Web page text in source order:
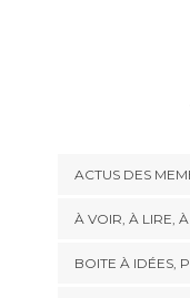
ACTUS DES
À VOIR, À LIRE,
BOITE À IDÉES,